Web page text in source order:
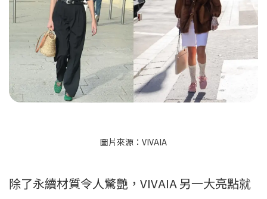
圖片來源：VIVAIA
除了永續材質令人驚艷，VIVAIA 另一大亮點就